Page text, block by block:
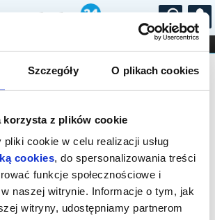
Szczegóły O plikach cookies
korzysta z plików cookie
cookie w celu realizacji usług
cookies, do spersonalizowania treści
funkcje społecznościowe i
naszej witrynie. Informacje o tym, jak
witryny, udostępniamy partnerom
...
OPERA I BALET
STAND-UP
miejsc – wszystkie
zostały